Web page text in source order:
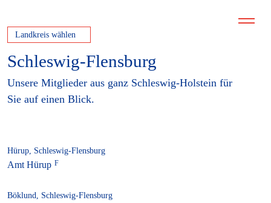
Landkreis wählen
Schleswig-Flensburg
Unsere Mitglieder aus ganz Schleswig-Holstein für
Sie auf einen Blick.
Hürup, Schleswig-Flensburg
Amt Hürup
Böklund, Schleswig-Flensburg